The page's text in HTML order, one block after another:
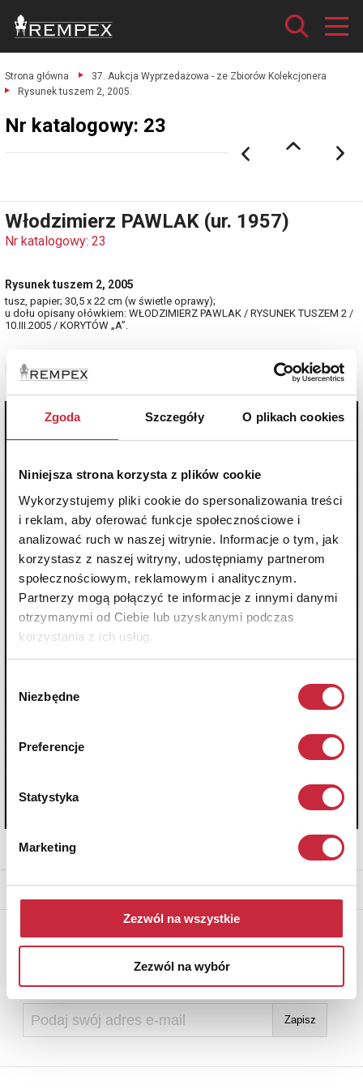
Zgoda Szczegóły O plikach cookies
Niniejsza strona korzysta z plików cookie
Wykorzystujemy pliki cookie do spersonalizowania treści
i reklam, aby oferować funkcje społecznościowe i
analizować ruch w naszej witrynie. Informacje o tym, jak
korzystasz z naszej witryny, udostępniamy partnerom
społecznościowym, reklamowym i analitycznym.
Partnerzy mogą połączyć te informacje z innymi danymi
otrzymanymi od Ciebie lub uzyskanymi podczas
korzystania z ich usług.
zgody
Niezbędne
Preferencje
Statystyka
Marketing
Zezwól na wszystkie
Zezwól na wybór
Strona główna
37. Aukcja Wyprzedażowa - ze Zbiorów Kolekcjonera
Rysunek tuszem 2, 2005.
Nr katalogowy: 23
Włodzimierz PAWLAK (ur. 1957)
Nr katalogowy: 23
Rysunek tuszem 2, 2005
tusz, papier; 30,5 x 22 cm (w świetle oprawy);
u dołu opisany ołówkiem: WŁODZIMIERZ PAWLAK / RYSUNEK TUSZEM 2 /
10.III.2005 / KORYTÓW „A”.
Zobacz pełne informacje
Newsletter
adres e-mail